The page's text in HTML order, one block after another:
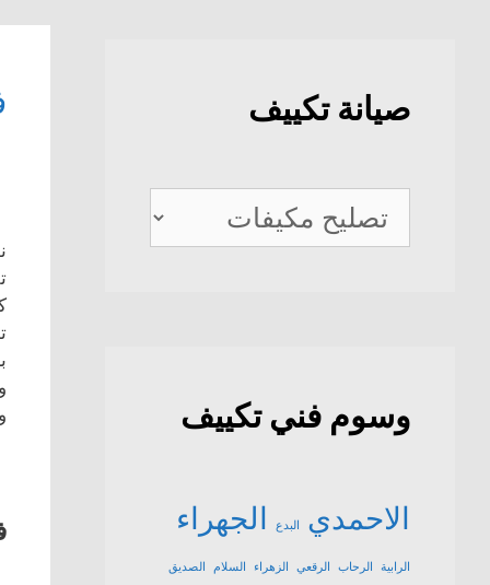
صيانة تكييف
صيانة
تكييف
وسوم فني تكييف
الاحمدي البدع الجهراء
الرابية الرحاب الرقعي الزهراء السلام الصديق